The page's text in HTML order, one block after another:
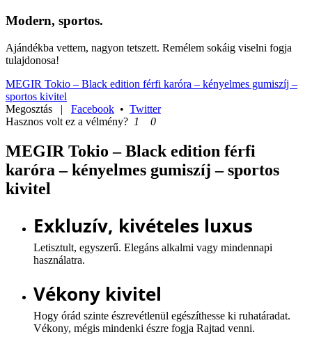
Modern, sportos.
Ajándékba vettem, nagyon tetszett. Remélem sokáig viselni fogja
tulajdonosa!
MEGIR Tokio – Black edition férfi karóra – kényelmes gumiszíj –
sportos kivitel
Megosztás
| Facebook • Twitter
Hasznos volt ez a vélmény? 1 0
MEGIR Tokio – Black edition férfi
karóra – kényelmes gumiszíj – sportos
kivitel
Exkluzív, kivételes luxus
Letisztult, egyszerű. Elegáns alkalmi vagy mindennapi
használatra.
Vékony kivitel
Hogy órád szinte észrevétlenül egészíthesse ki ruhatáradat.
Vékony, mégis mindenki észre fogja Rajtad venni.